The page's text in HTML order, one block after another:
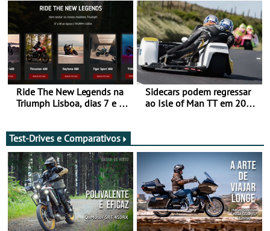
ganhar
Ride The New Legends na
Triumph Lisboa, dias 7 e 8
Sidecars podem regressar
ao Isle of Man TT em 2027
Test-Drives e Comparativos